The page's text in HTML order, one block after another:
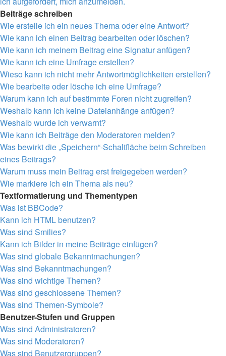
Beiträge schreiben
Wie erstelle ich ein neues Thema oder eine Antwort?
Wie kann ich einen Beitrag bearbeiten oder löschen?
Wie kann ich meinem Beitrag eine Signatur anfügen?
Wie kann ich eine Umfrage erstellen?
Wieso kann ich nicht mehr Antwortmöglichkeiten erstellen?
Wie bearbeite oder lösche ich eine Umfrage?
Warum kann ich auf bestimmte Foren nicht zugreifen?
Weshalb kann ich keine Dateianhänge anfügen?
Weshalb wurde ich verwarnt?
Wie kann ich Beiträge den Moderatoren melden?
Was bewirkt die „Speichern“-Schaltfläche beim Schreiben
eines Beitrags?
Warum muss mein Beitrag erst freigegeben werden?
Wie markiere ich ein Thema als neu?
Textformatierung und Thementypen
Was ist BBCode?
Kann ich HTML benutzen?
Was sind Smilies?
Kann ich Bilder in meine Beiträge einfügen?
Was sind globale Bekanntmachungen?
Was sind Bekanntmachungen?
Was sind wichtige Themen?
Was sind geschlossene Themen?
Was sind Themen-Symbole?
Benutzer-Stufen und Gruppen
Was sind Administratoren?
Was sind Moderatoren?
Was sind Benutzergruppen?